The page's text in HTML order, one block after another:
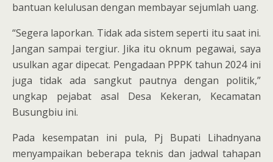
bantuan kelulusan dengan membayar sejumlah uang.
“Segera laporkan. Tidak ada sistem seperti itu saat ini.
Jangan sampai tergiur. Jika itu oknum pegawai, saya
usulkan agar dipecat. Pengadaan PPPK tahun 2024 ini
juga tidak ada sangkut pautnya dengan politik,”
ungkap pejabat asal Desa Kekeran, Kecamatan
Busungbiu ini.
Pada kesempatan ini pula, Pj Bupati Lihadnyana
menyampaikan beberapa teknis dan jadwal tahapan